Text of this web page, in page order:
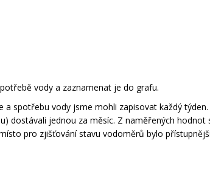
vody a zaznamenat je do grafu.
a spotřebu vody jsme mohli zapisovat každý
dostávali jednou za měsíc. Z naměřených
pro zjišťování stavu vodoměrů bylo